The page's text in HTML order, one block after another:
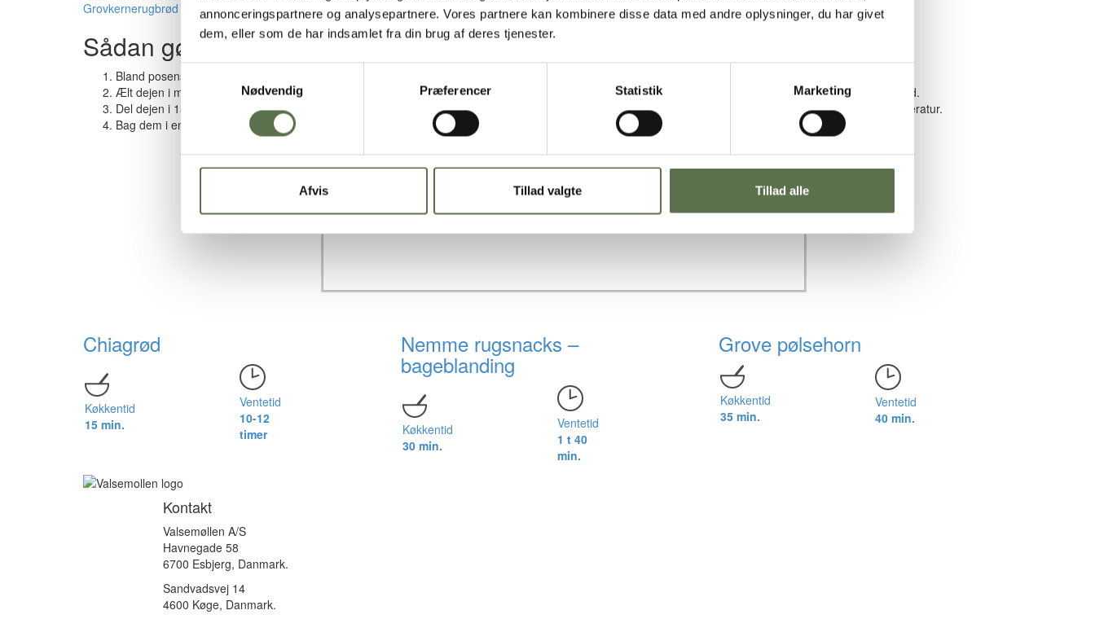
annonceringspartnere og analysepartnere. Vores partnere kan kombinere disse data med andre oplysninger, du har givet
dem, eller som de har indsamlet fra din brug af deres tjenester.
Nødvendig
Præferencer Statistik Marketing
Afvis Tillad valgte Tillad alle
Grovkernerugbrød
Sådan gør du
Bland posens indhold med Valsemøllen tørgær i en skål og tilsæt vand.
Ælt dejen i mindst 5 minutter i en røremaskine ved laveste hastighed eller med en håndmixer på mellemste trin. Vær opmærksom på, at dejen kan føles våd.
Del dejen i 15 stykker, og form dejen til aflange eller runde brød. Drys evt. med chiafrø og sesamfrø, og lad den hæve tildækket i 60 minutter ved stuetemperatur.
Bag dem i en forvarmet ovn ved 200
C (varmluft 175 °C) i ca. 35. minutter.
Chiagrød
Køkkentid
15 min.
Ventetid
10-12
timer
Nemme rugsnacks –
bageblanding
Køkkentid
30 min.
Ventetid
1 t 40
min.
Grove pølsehorn
Køkkentid
35 min.
Ventetid
40 min.
Kontakt
Valsemøllen A/S
Havnegade 58
6700 Esbjerg, Danmark.
Sandvadsvej 14
4600 Køge, Danmark.